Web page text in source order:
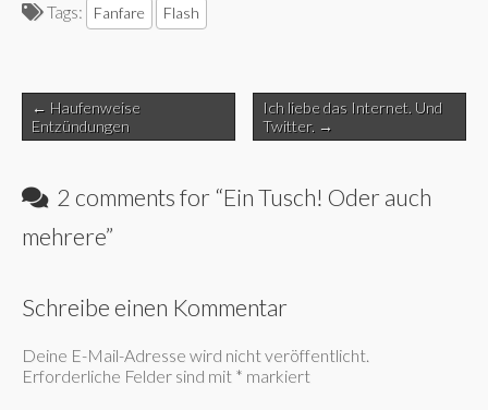
Tags: Fanfare Flash
Post
navigation
← Haufenweise
Entzündungen
Ich liebe das Internet. Und
Twitter. →
2 comments for “Ein Tusch! Oder auch
mehrere”
Schreibe einen Kommentar
Deine E-Mail-Adresse wird nicht veröffentlicht.
Erforderliche Felder sind mit * markiert